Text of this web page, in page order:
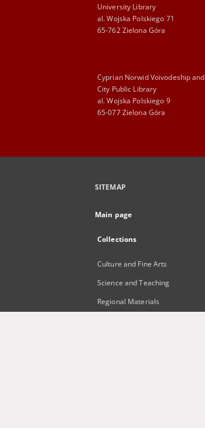
University Library
al. Wojska Polskiego 71
65-762 Zielona Góra
Cyprian Norwid Voivodeship and
City Public Library
al. Wojska Polskiego 9
65-077 Zielona Góra
SITEMAP
Main page
Collections
Culture and Fine Arts
Science and Teaching
Regional Materials